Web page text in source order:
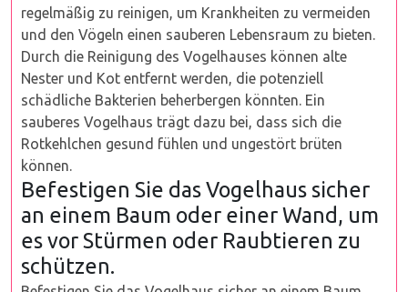
regelmäßig zu reinigen, um Krankheiten zu vermeiden
und den Vögeln einen sauberen Lebensraum zu bieten.
Durch die Reinigung des Vogelhauses können alte
Nester und Kot entfernt werden, die potenziell
schädliche Bakterien beherbergen könnten. Ein
sauberes Vogelhaus trägt dazu bei, dass sich die
Rotkehlchen gesund fühlen und ungestört brüten
können.
Befestigen Sie das Vogelhaus sicher
an einem Baum oder einer Wand, um
es vor Stürmen oder Raubtieren zu
schützen.